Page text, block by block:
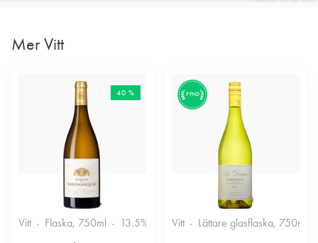
Mer Vitt
40 %
Vitt Flaska, 750ml 13.5%
FYND
Vitt Lättare glasflaska, 750ml